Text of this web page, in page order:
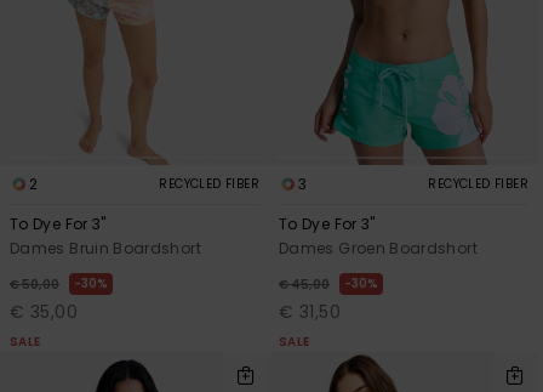
2 RECYCLED FIBER
To Dye For 3"
Dames Bruin Boardshort
€ 50,00 30%
€ 35,00
SALE
3 RECYCLED FIBER
To Dye For 3"
Dames Groen Boardshort
€ 45,00 30%
€ 31,50
SALE